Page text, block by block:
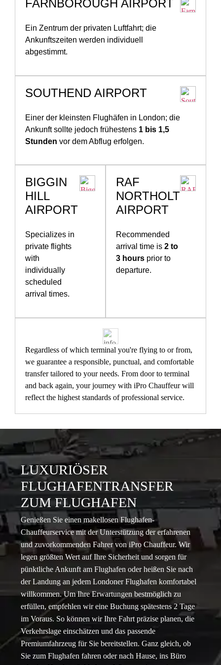
FARNBOROUGH AIRPORT
Ein Zentrum der privaten Luftfahrt; die
Ankunftszeiten werden individuell
abgestimmt.
SOUTHEND AIRPORT
Einer der kleinsten Flughäfen in London; die
Ankunft sollte jedoch frühestens 1 bis 1,5
Stunden vor dem Abflug erfolgen.
BIGGIN
HILL
AIRPORT
Specializes in
private flights
with
individually
scheduled
arrival times.
RAF
NORTHOLT
AIRPORT
Recommended
arrival time is 2 to
3 hours prior to
departure.
Regardless of which terminal you're flying to or from,
we guarantee a responsible, punctual, and comfortable
transfer tailored to your needs. From door to terminal
and back again, your journey with iPro Chauffeur will
reflect the highest standards of professional service.
LUXURIÖSER
FLUGHAFENTRANSFER
ZUM FLUGHAFEN
Genießen Sie einen makellosen Flughafen-
Chauffeurservice mit der Unterstützung der erfahrenen
und zuvorkommenden Fahrer von iPro Chauffeur. Wir
legen größten Wert auf Ihre Sicherheit und sorgen für
pünktliche Ankunft am Flughafen oder heißen Sie nach
der Landung an jedem Londoner Flughafen komfortabel
willkommen. Um Ihre Erwartungen bestmöglich zu
erfüllen, empfehlen wir eine Buchung spätestens 2 Tage
im Voraus. So können wir Ihre Fahrt präzise planen, die
Verkehrslage einschätzen und das passende
Premiumfahrzeug für Sie bereitstellen. Ganz gleich, ob
Sie zum Flughafen fahren oder nach Hause, ins Büro